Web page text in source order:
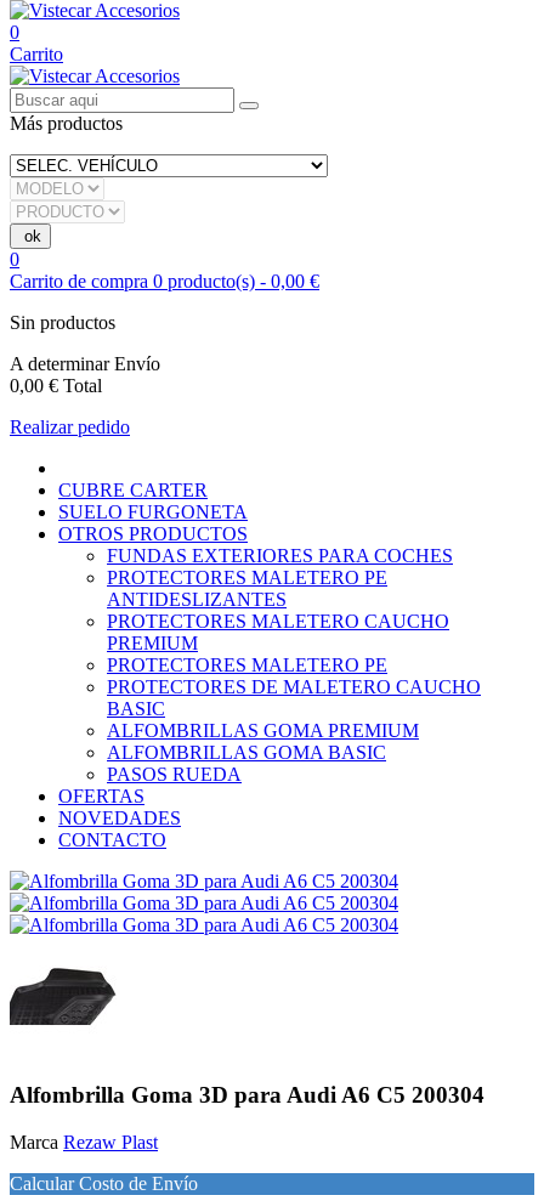
0
Carrito
Más productos
0
Carrito de compra 0 producto(s) - 0,00 €
Sin productos
A determinarEnvío
0,00 € Total
Realizar pedido
CUBRE CARTER
SUELO FURGONETA
OTROS PRODUCTOS
FUNDAS EXTERIORES PARA COCHES
PROTECTORES MALETERO PE
ANTIDESLIZANTES
PROTECTORES MALETERO CAUCHO
PREMIUM
PROTECTORES MALETERO PE
PROTECTORES DE MALETERO CAUCHO
BASIC
ALFOMBRILLAS GOMA PREMIUM
ALFOMBRILLAS GOMA BASIC
PASOS RUEDA
OFERTAS
NOVEDADES
CONTACTO
Alfombrilla Goma 3D para Audi A6 C5 200304
Marca Rezaw Plast
Calcular Costo de Envío